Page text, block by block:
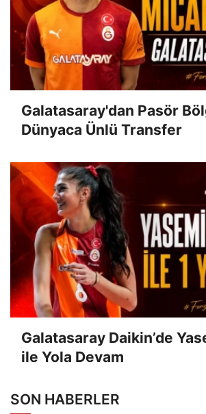
Galatasaray'dan Pasör
Dünyaca Ünlü Transfer
Galatasaray Daikin’de
ile Yola Devam
SON HABERLER